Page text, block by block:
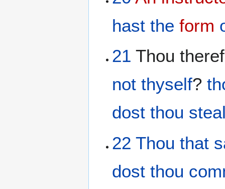
hast the form
21 Thou
not thyself?
dost thou
22 Thou that
dost thou